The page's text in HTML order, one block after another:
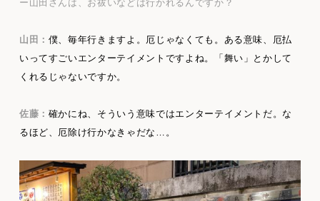
ー山田さんは、お祓いなどは行かれるんですか？
山田： 僕、毎年行きますよ。厄じゃなくても。ある意味、厄払
いってすごいエンターテイメントですよね。「舞い」とかして
くれるじゃないですか。
佐藤： 確かにね、そういう意味ではエンターテイメントだ。な
るほど、厄除け行かなきゃだな…。